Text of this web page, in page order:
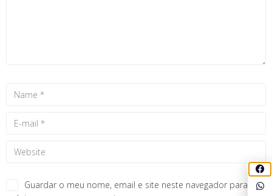
Guardar o meu nome, email e site neste navegador para a